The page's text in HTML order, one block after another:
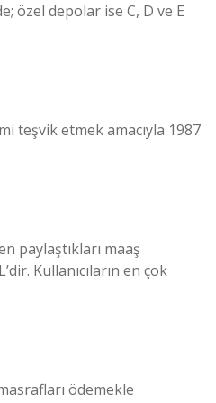
özel depolar ise C, D ve E
teşvik etmek amacıyla 1987
paylaştıkları maaş
Kullanıcıların en çok
ödemekle